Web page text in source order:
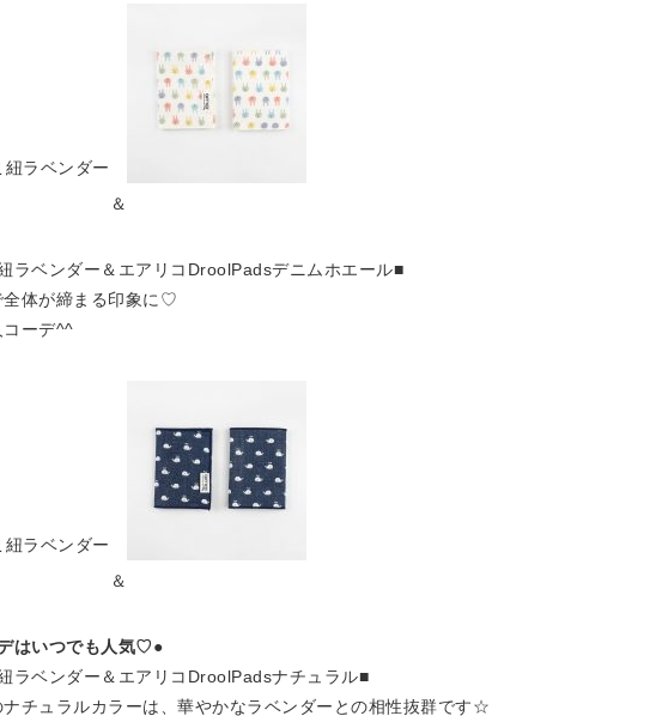
＆
ラベンダー＆エアリコDroolPadsデニムホエール■
全体が締まる印象に♡
ーデ^^
＆
はいつでも人気♡●
ラベンダー＆エアリコDroolPadsナチュラル■
ナチュラルカラーは、華やかなラベンダーとの相性抜群です☆